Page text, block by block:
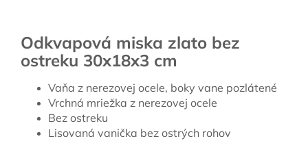
Odkvapová miska zlato bez
ostreku 30x18x3 cm
Vaňa z nerezovej ocele, boky vane pozlátené
Vrchná mriežka z nerezovej ocele
Bez ostreku
Lisovaná vanička bez ostrých rohov